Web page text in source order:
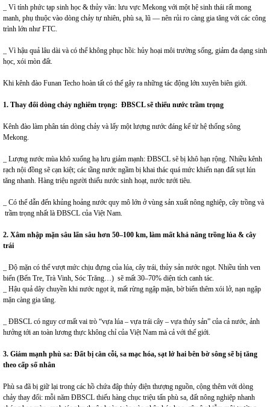
_ Vì tính phức tạp sinh học & thủy văn: lưu vực Mekong với một hệ sinh thái rất mong
manh, phụ thuộc vào dòng chảy tự nhiên, phù sa, lũ — nên rủi ro càng gia tăng với các công
trình lớn như FTC.
_ Vì hậu quả lâu dài và có thể không phục hồi: hủy hoại môi trường sống, giảm đa dạng sinh
học, xói mòn đất.
Khi kênh đào Funan Techo hoàn tất có thể gây ra những tác động lớn xuyên biên giới.
1. Thay đổi dòng chảy nghiêm trọng: ĐBSCL sẽ thiếu nước trầm trọng
Kênh đào làm phân tán dòng chảy và lấy một lượng nước đáng kể từ hệ thống sông
Mekong.
_ Lượng nước mùa khô xuống hạ lưu giảm mạnh: ĐBSCL sẽ bị khô hạn rộng. Nhiều kênh
rạch nội đồng sẽ cạn kiệt; các tầng nước ngầm bị khai thác quá mức khiến nạn đất sụt lún
tăng nhanh. Hàng triệu người thiếu nước sinh hoạt, nước tưới tiêu.
_ Có thể dẫn đến khủng hoảng nước quy mô lớn ở vùng sản xuất nông nghiệp, cây trồng và
trầm trọng nhất là ĐBSCL của Việt Nam.
2. Xâm nhập mặn sâu lấn sâu hơn 50–100 km, làm mất khả năng trồng lúa & cây
trái
_ Độ mặn có thể vượt mức chịu đựng của lúa, cây trái, thủy sản nước ngọt. Nhiều tỉnh ven
biển (Bến Tre, Trà Vinh, Sóc Trăng…) sẽ mất 30–70% diện tích canh tác.
_ Hậu quả dây chuyền khi nước ngọt ít, mất rừng ngập mặn, bờ biển thêm xói lở, nạn ngập
mặn càng gia tăng.
_ ĐBSCL có nguy cơ mất vai trò “vựa lúa – vựa trái cây – vựa thủy sản” của cả nước, ảnh
hưởng tới an toàn lương thực không chỉ của Việt Nam mà cả với thế giới.
3. Giảm mạnh phù sa: Đất bị cằn cỗi, sa mạc hóa, sạt lở hai bên bờ sông sẽ bị tăng
theo cấp số nhân
Phù sa đã bị giữ lại trong các hồ chứa đập thủy điện thượng nguồn, cộng thêm với dòng
chảy thay đổi: mỗi năm ĐBSCL thiếu hàng chục triệu tấn phù sa, đất nông nghiệp nhanh